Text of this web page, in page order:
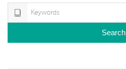
Search